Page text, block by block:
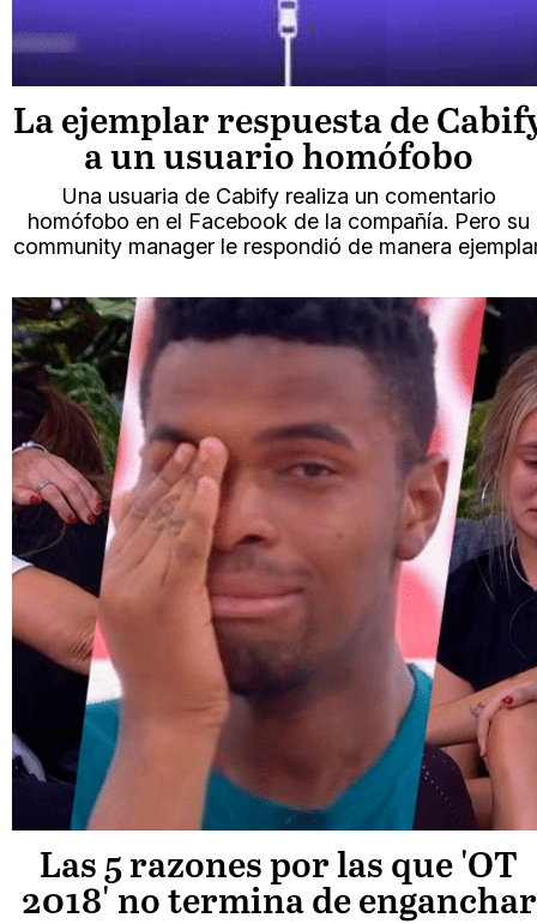
La ejemplar respuesta de
a un usuario homófobo
Una usuaria de Cabify realiza un comentario
homófobo en el Facebook de la compañía. Pero su
community manager le respondió de manera
Las 5 razones por las que 'OT
2018' no termina de enganchar